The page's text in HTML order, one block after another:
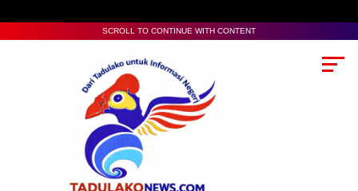
SCROLL TO CONTINUE WITH CONTENT